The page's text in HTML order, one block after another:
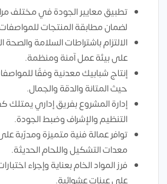
تطبيق معايير الجودة في مختلف
لضمان مطابقة المنتجات
الالتزام باشتراطات السلامة والصحة
على بيئة عمل آمنة ومنظمة.
إنتاج شبابيك معدنية وفقًا
حيث المتانة والدقة والجمال.
إدارة المشروع بفريق إداري يمتلك
التنظيم والإشراف وضبط الجودة.
توافر عمالة فنية متميزة ومدرّبة
معدات التشكيل واللحام الحديثة.
فرز المواد الخام بعناية وإجراء
على عينات عشوائية.